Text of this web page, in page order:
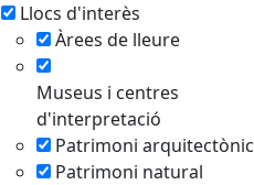
Llocs d'interès
Àrees de lleure
Museus i centres
d'interpretació
Patrimoni arquitectònic
Patrimoni natural